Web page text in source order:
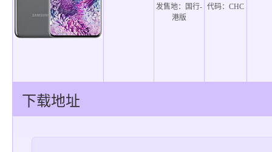
发售地：
国行-
港版
代码： CHC
下载地址